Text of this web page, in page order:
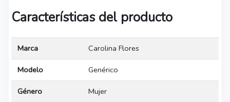
Características del producto
Marca Carolina Flores
Modelo Genérico
Género Mujer